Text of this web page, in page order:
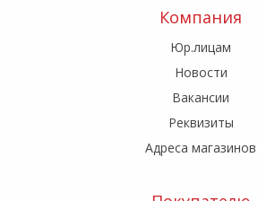
Компания
Юр.лицам
Новости
Вакансии
Реквизиты
Адреса магазинов